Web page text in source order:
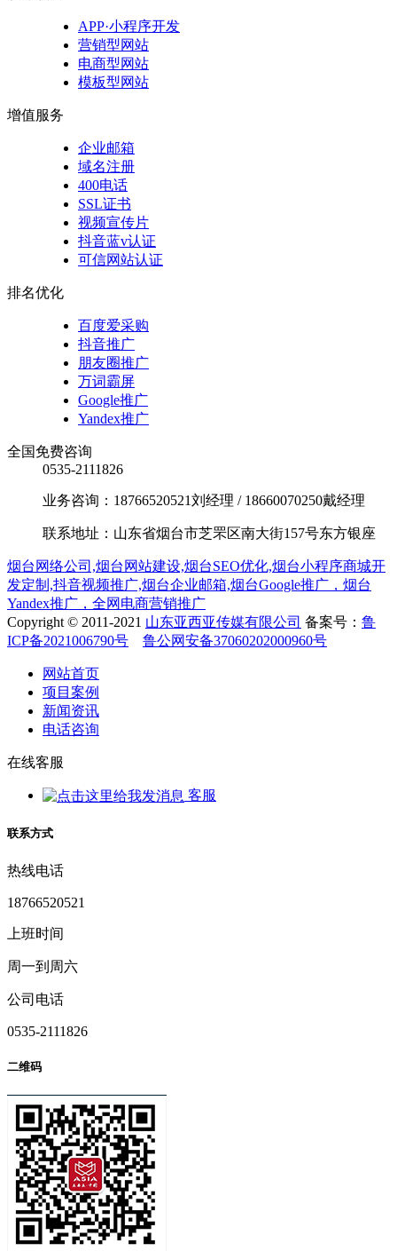
APP·小程序开发
营销型网站
电商型网站
模板型网站
增值服务
企业邮箱
域名注册
400电话
SSL证书
视频宣传片
抖音蓝v认证
可信网站认证
排名优化
百度爱采购
抖音推广
朋友圈推广
万词霸屏
Google推广
Yandex推广
全国免费咨询
0535-2111826
业务咨询：18766520521刘经理 / 18660070250戴经理
联系地址：山东省烟台市芝罘区南大街157号东方银座
烟台网络公司,烟台网站建设,烟台SEO优化,烟台小程序商城开
发定制,抖音视频推广,烟台企业邮箱,烟台Google推广，烟台
Yandex推广，全网电商营销推广
Copyright © 2011-2021 山东亚西亚传媒有限公司 备案号： 鲁
ICP备2021006790号
鲁公网安备37060202000960号
网站首页
项目案例
新闻资讯
电话咨询
在线客服
客服
联系方式
热线电话
18766520521
上班时间
周一到周六
公司电话
0535-2111826
二维码